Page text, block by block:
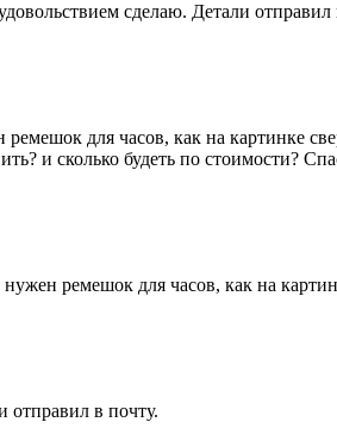
сделаю. Детали отправил
ремешок для часов, как на картинке
и сколько будеть по стоимости?
нужен ремешок для часов, как на
отправил в почту.